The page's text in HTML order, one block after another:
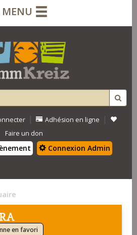
MENU
| Adhésion en ligne |
Faire un don
Connexion Admin
en favori